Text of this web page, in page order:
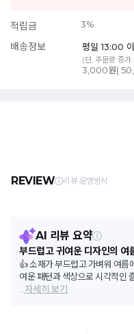
적립금 3%
배송정보 평일 13:00
(단, 주문량 증가
3,000원(